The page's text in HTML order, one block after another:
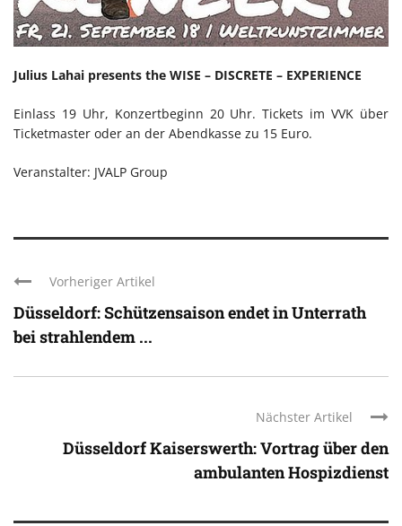
Julius Lahai presents the WISE – DISCRETE – EXPERIENCE
Einlass 19 Uhr, Konzertbeginn 20 Uhr. Tickets im VVK über
Ticketmaster oder an der Abendkasse zu 15 Euro.
Veranstalter: JVALP Group
Vorheriger Artikel
Düsseldorf: Schützensaison endet in Unterrath
bei strahlendem ...
Nächster Artikel
Düsseldorf Kaiserswerth: Vortrag über den
ambulanten Hospizdienst